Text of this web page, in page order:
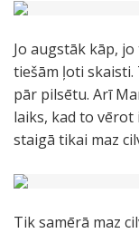
Jo augstāk kāp,
tiešām ļoti
pār pilsētu. Arī
laiks, kad to vērot
staigā tikai maz
Tik samērā maz